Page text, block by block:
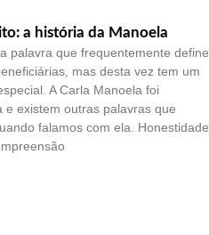
a história da Manoela
palavra que frequentemente define
mas desta vez tem um
A Carla Manoela foi
e existem outras palavras que
falamos com ela. Honestidade,